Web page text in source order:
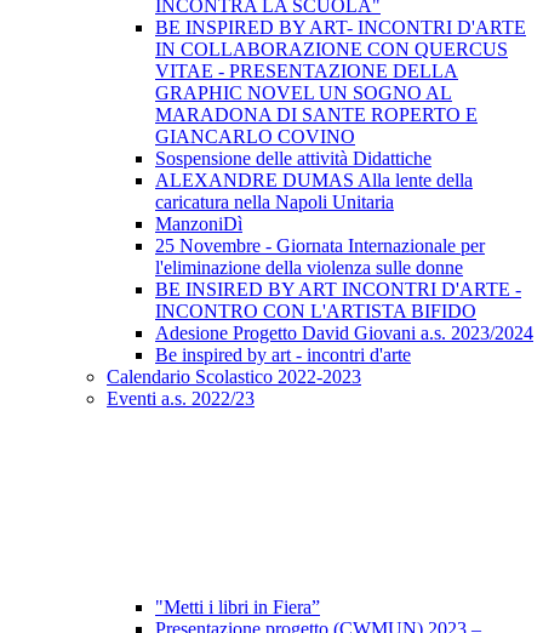
INCONTRA LA SCUOLA"
BE INSPIRED BY ART- INCONTRI D'ARTE
IN COLLABORAZIONE CON QUERCUS
VITAE - PRESENTAZIONE DELLA
GRAPHIC NOVEL UN SOGNO AL
MARADONA DI SANTE ROPERTO E
GIANCARLO COVINO
Sospensione delle attività Didattiche
ALEXANDRE DUMAS Alla lente della
caricatura nella Napoli Unitaria
ManzoniDì
25 Novembre - Giornata Internazionale per
l'eliminazione della violenza sulle donne
BE INSIRED BY ART INCONTRI D'ARTE -
INCONTRO CON L'ARTISTA BIFIDO
Adesione Progetto David Giovani a.s. 2023/2024
Be inspired by art - incontri d'arte
Calendario Scolastico 2022-2023
Eventi a.s. 2022/23
"Metti i libri in Fiera”